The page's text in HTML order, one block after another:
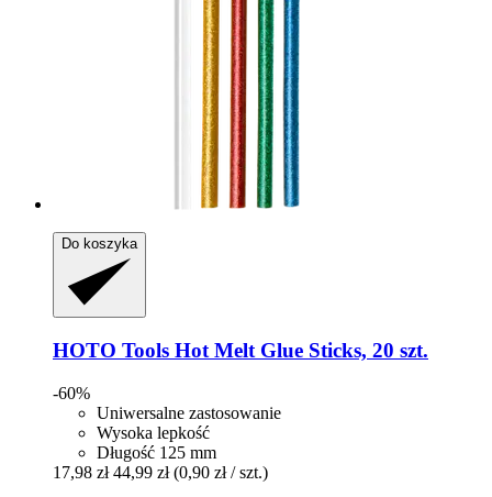
Do koszyka
HOTO Tools Hot Melt Glue Sticks, 20 szt.
-60%
Uniwersalne zastosowanie
Wysoka lepkość
Długość 125 mm
17,98 zł 44,99 zł (0,90 zł / szt.)